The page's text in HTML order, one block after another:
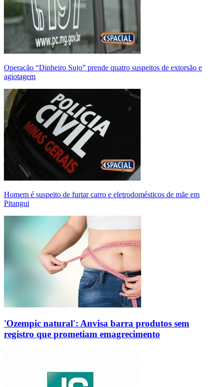
Operação “Dinheiro Sujo” prende quatro suspeitos de extorsão e
agiotagem
Homem é suspeito de furtar carro e eletrodomésticos de mãe em
Pitangui
'Ozempic natural': Anvisa barra produtos sem
registro que prometiam emagrecimento